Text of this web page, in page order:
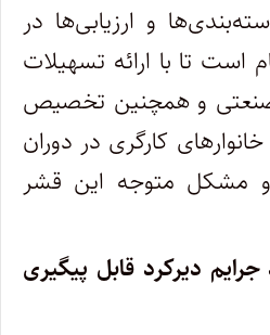
و ارزیابی‌ها در
است تا با ارائه تسهیلات
صنعتی و همچنین تخصیص
کارگری در دوران
و مشکل متوجه این قشر
دیرکرد قابل پیگیری